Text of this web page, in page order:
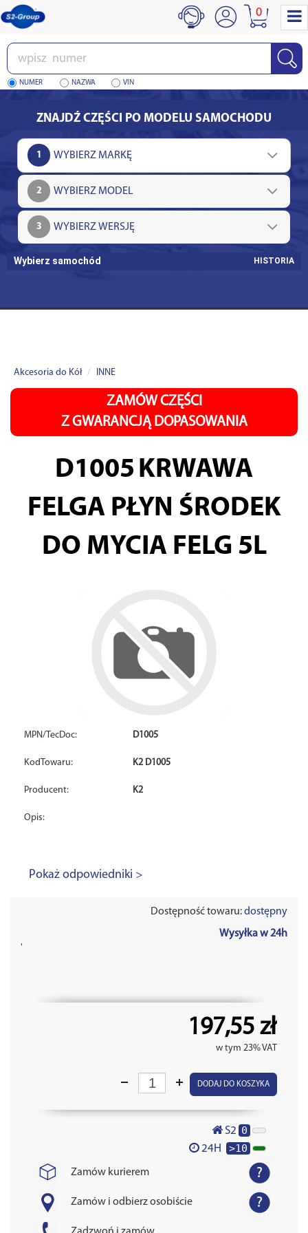
Wpisz
numer
NUMER NAZWA VIN
0
ZNAJDŹ CZĘŚCI PO MODELU SAMOCHODU
1
2
3
Wybierz samochód HISTORIA
Akcesoria do Kół INNE
ZAMÓW CZĘŚCI
Z GWARANCJĄ DOPASOWANIA
D1005 KRWAWA
FELGA PŁYN ŚRODEK
DO MYCIA FELG 5L
MPN/TecDoc: D1005
KodTowaru: K2 D1005
Producent: K2
Opis:
Pokaż odpowiedniki >
Dostępność towaru:dostępny
Wysyłka w 24h
'
197,55 zł
w tym 23% VAT
DODAJ DO KOSZYKA
S2 0
24H >10
Zamów kurierem
Zamów i odbierz osobiście